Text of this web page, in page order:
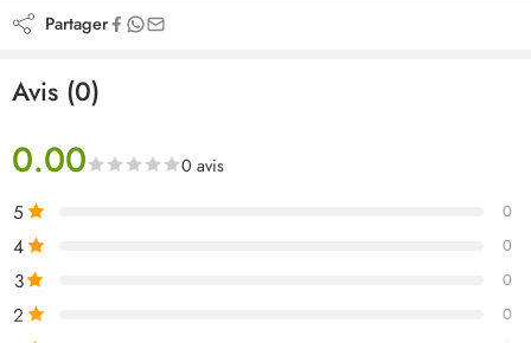
Partager
Avis (0)
0.00 0 avis
5 0
4 0
3 0
2 0